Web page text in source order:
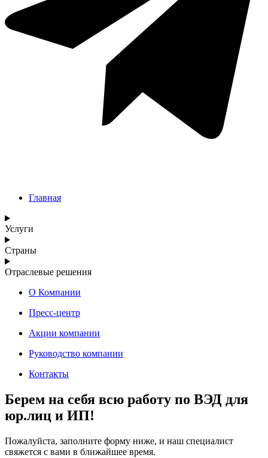
Главная
Услуги
Страны
Отраслевые решения
О Компании
Пресс-центр
Акции компании
Руководство компании
Контакты
Берем на себя всю работу по ВЭД для
юр.лиц и ИП!
Пожалуйста, заполните форму ниже, и наш специалист
свяжется с вами в ближайшее время.